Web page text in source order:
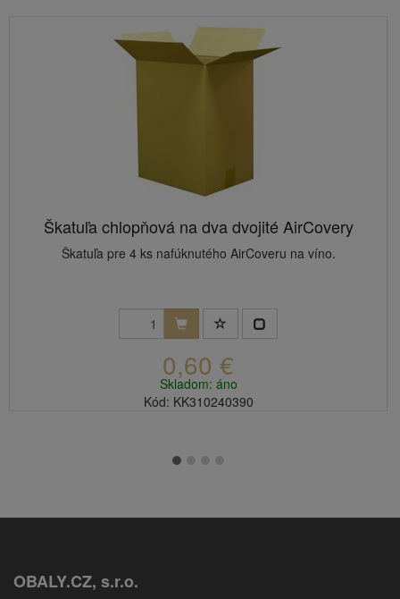
Škatuľa chlopňová na dva dvojité AirCovery
Škatuľa pre 4 ks nafúknutého AirCoveru na víno.
0,60 €
Skladom: áno
Kód: KK310240390
OBALY.CZ, s.r.o.